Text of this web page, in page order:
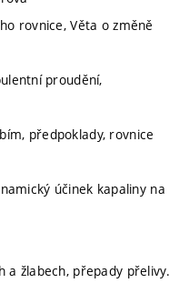
rovnice, Věta o změně
proudění,
předpoklady, rovnice
účinek kapaliny na
a žlabech, přepady přelivy.